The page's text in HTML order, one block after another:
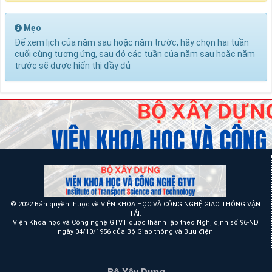
Mẹo
Để xem lịch của năm sau hoặc năm trước, hãy chọn hai tuần
cuối cùng tương ứng, sau đó các tuần của năm sau hoặc năm
trước sẽ được hiển thị đầy đủ
© 2022 Bản quyền thuộc về VIỆN KHOA HỌC VÀ CÔNG NGHỆ GIAO THÔNG VẬN
TẢI.
Viện Khoa học và Công nghệ GTVT được thành lập theo Nghị định số 96-NĐ
ngày 04/10/1956 của Bộ Giao thông và Bưu điện